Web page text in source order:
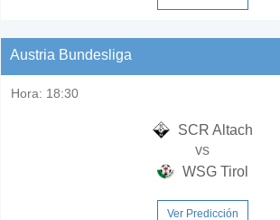
Austria Bundesliga
Hora: 18:30
SCR Altach
vs
WSG Tirol
Ver Predicción